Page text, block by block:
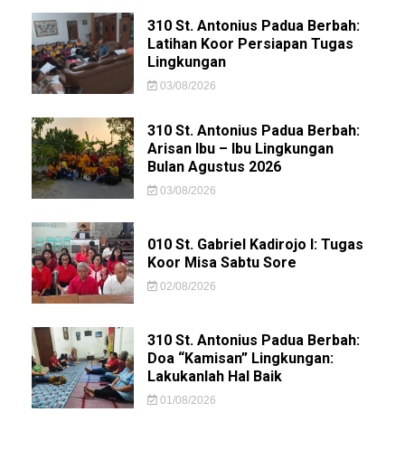
310 St. Antonius Padua Berbah:
Latihan Koor Persiapan Tugas
Lingkungan
03/08/2026
310 St. Antonius Padua Berbah:
Arisan Ibu – Ibu Lingkungan
Bulan Agustus 2026
03/08/2026
010 St. Gabriel Kadirojo I: Tugas
Koor Misa Sabtu Sore
02/08/2026
310 St. Antonius Padua Berbah:
Doa “Kamisan” Lingkungan:
Lakukanlah Hal Baik
01/08/2026